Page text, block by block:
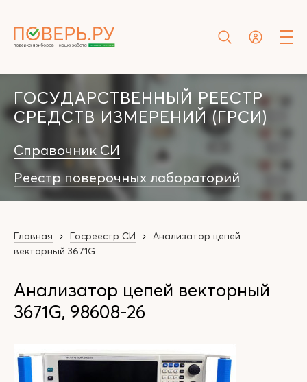
ГОСУДАРСТВЕННЫЙ РЕЕСТР
СРЕДСТВ ИЗМЕРЕНИЙ (ГРСИ)
Справочник СИ
Реестр поверочных лабораторий
Главная Госреестр СИ
Анализатор цепей
векторный 3671G
Анализатор цепей векторный
3671G, 98608-26